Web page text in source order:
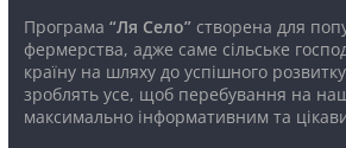
Програма “Ля Село”створена для
фермерства, адже саме сільське
країну на шляху до успішного
зроблять усе, щоб перебування на
максимально інформативним та